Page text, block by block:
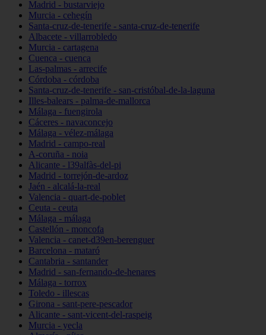
Madrid - bustarviejo
Murcia - cehegín
Santa-cruz-de-tenerife - santa-cruz-de-tenerife
Albacete - villarrobledo
Murcia - cartagena
Cuenca - cuenca
Las-palmas - arrecife
Córdoba - córdoba
Santa-cruz-de-tenerife - san-cristóbal-de-la-laguna
Illes-balears - palma-de-mallorca
Málaga - fuengirola
Cáceres - navaconcejo
Málaga - vélez-málaga
Madrid - campo-real
A-coruña - noia
Alicante - l39alfàs-del-pi
Madrid - torrejón-de-ardoz
Jaén - alcalá-la-real
Valencia - quart-de-poblet
Ceuta - ceuta
Málaga - málaga
Castellón - moncofa
Valencia - canet-d39en-berenguer
Barcelona - mataró
Cantabria - santander
Madrid - san-fernando-de-henares
Málaga - torrox
Toledo - illescas
Girona - sant-pere-pescador
Alicante - sant-vicent-del-raspeig
Murcia - yecla